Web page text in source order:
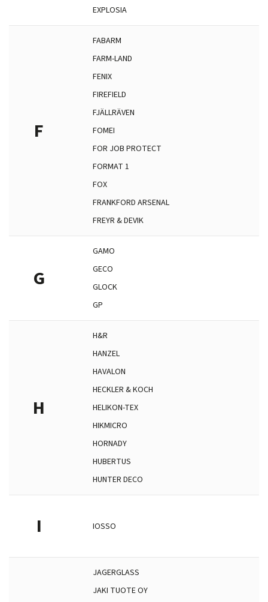
EXPLOSIA
F
FABARM
FARM-LAND
FENIX
FIREFIELD
FJÄLLRÄVEN
FOMEI
FOR JOB PROTECT
FORMAT 1
FOX
FRANKFORD ARSENAL
FREYR & DEVIK
G
GAMO
GECO
GLOCK
GP
H
H&R
HANZEL
HAVALON
HECKLER & KOCH
HELIKON-TEX
HIKMICRO
HORNADY
HUBERTUS
HUNTER DECO
I IOSSO
JAGERGLASS
JAKI TUOTE OY